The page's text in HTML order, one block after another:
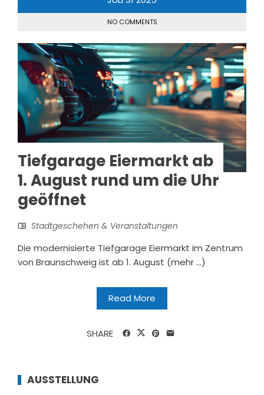
NO COMMENTS
Tiefgarage Eiermarkt ab
1. August rund um die Uhr
geöffnet
Stadtgeschehen & Veranstaltungen
Die modernisierte Tiefgarage Eiermarkt im Zentrum
von Braunschweig ist ab 1. August (mehr …)
Read More
SHARE
AUSSTELLUNG